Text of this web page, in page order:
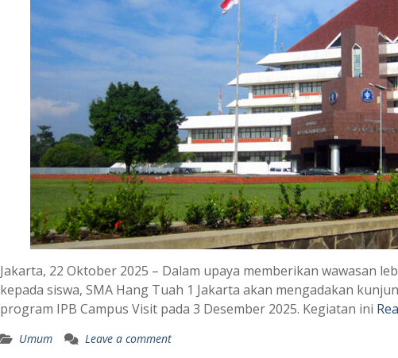
Jakarta, 22 Oktober 2025 – Dalam upaya memberikan wawasan
kepada siswa, SMA Hang Tuah 1 Jakarta akan mengadakan
program IPB Campus Visit pada 3 Desember 2025. Kegiatan ini
Umum Leave a comment